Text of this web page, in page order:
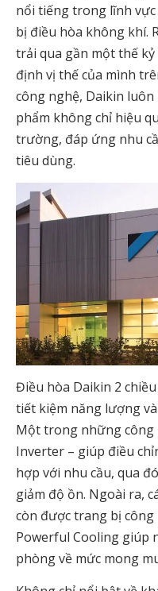
nổi tiếng trong lĩnh vực
bị điều hòa không khí.
trải qua gần một thế
định vị thế của mình
công nghệ, Daikin luôn
phẩm không chỉ hiệu
trường, đáp ứng nhu
tiêu dùng.
Điều hòa Daikin 2
tiết kiệm năng lượng
Một trong những công
Inverter – giúp điều
hợp với nhu cầu, qua
giảm độ ồn. Ngoài ra,
còn được trang bị
Powerful Cooling giúp
phòng về mức mong